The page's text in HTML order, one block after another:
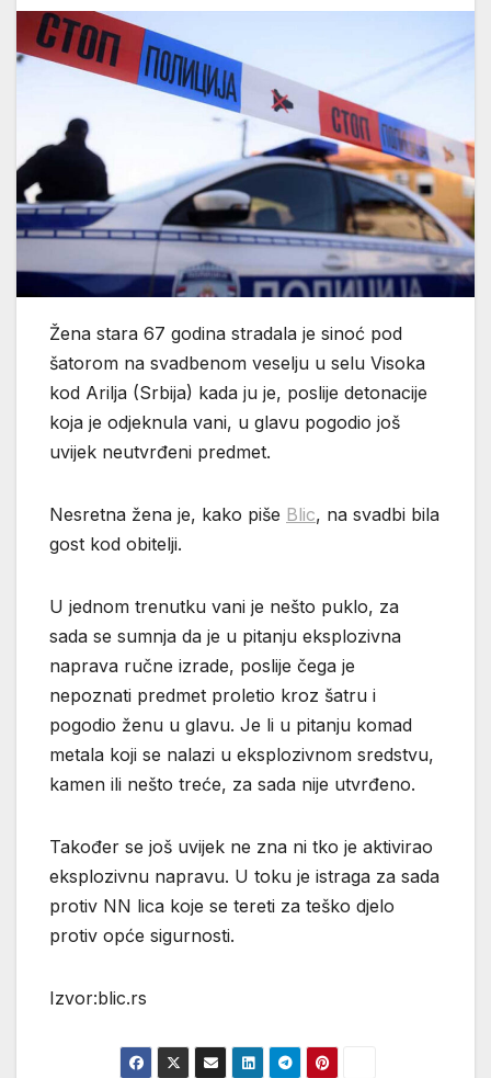
Žena stara 67 godina stradala je sinoć pod
šatorom na svadbenom veselju u selu Visoka
kod Arilja (Srbija) kada ju je, poslije detonacije
koja je odjeknula vani, u glavu pogodio još
uvijek neutvrđeni predmet.
Nesretna žena je, kako piše Blic, na svadbi bila
gost kod obitelji.
U jednom trenutku vani je nešto puklo, za
sada se sumnja da je u pitanju eksplozivna
naprava ručne izrade, poslije čega je
nepoznati predmet proletio kroz šatru i
pogodio ženu u glavu. Je li u pitanju komad
metala koji se nalazi u eksplozivnom sredstvu,
kamen ili nešto treće, za sada nije utvrđeno.
Također se još uvijek ne zna ni tko je aktivirao
eksplozivnu napravu. U toku je istraga za sada
protiv NN lica koje se tereti za teško djelo
protiv opće sigurnosti.
Izvor:blic.rs